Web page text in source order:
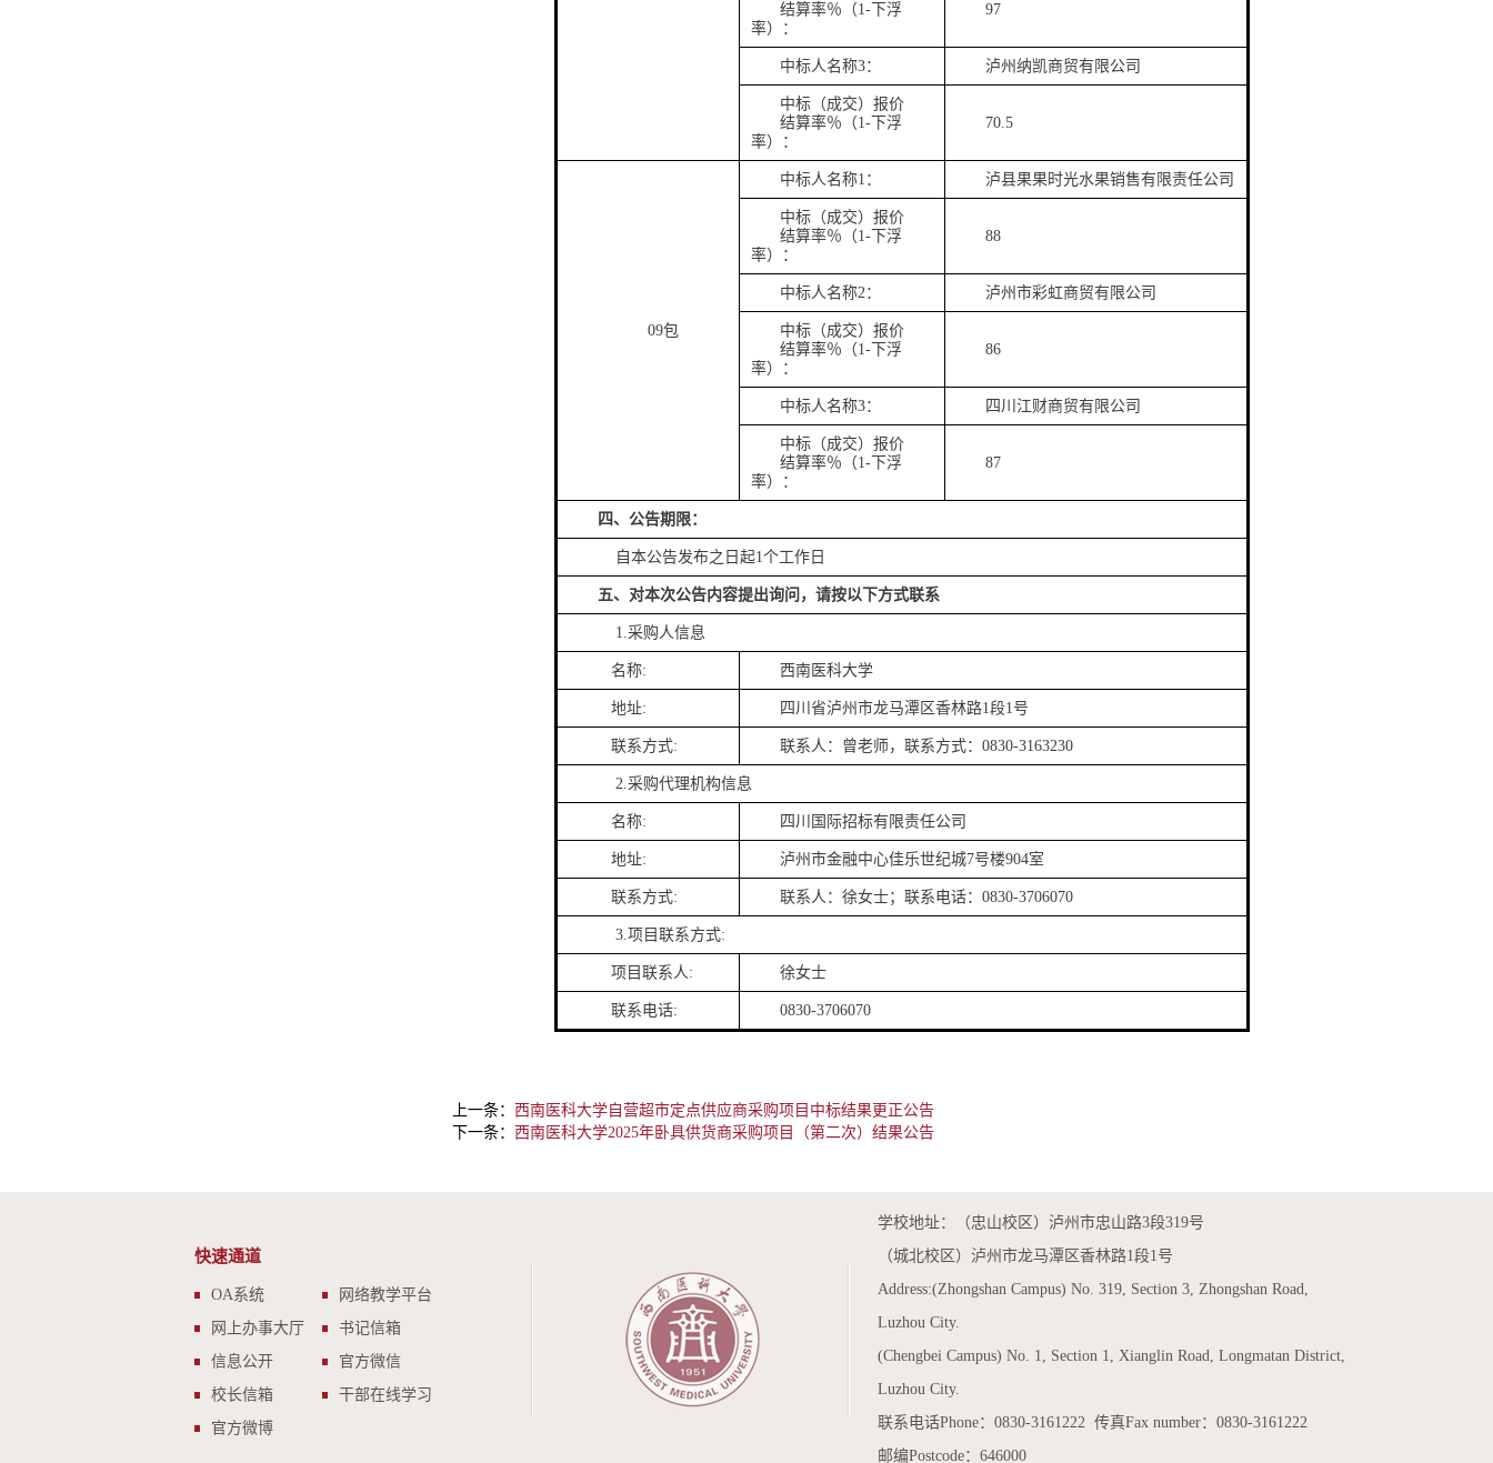
结算率％（1-下浮
率）：
97
中标人名称3： 泸州纳凯商贸有限公司
中标（成交）报价
结算率％（1-下浮
率）：
70.5
09包
中标人名称1： 泸县果果时光水果销售有限责任公司
中标（成交）报价
结算率％（1-下浮
率）：
88
中标人名称2： 泸州市彩虹商贸有限公司
中标（成交）报价
结算率％（1-下浮
率）：
86
中标人名称3： 四川江财商贸有限公司
中标（成交）报价
结算率％（1-下浮
率）：
87
四、公告期限：
自本公告发布之日起1个工作日
五、对本次公告内容提出询问，请按以下方式联系
1.采购人信息
名称: 西南医科大学
地址: 四川省泸州市龙马潭区香林路1段1号
联系方式: 联系人：曾老师，联系方式： 0830-3163230
2.采购代理机构信息
名称: 四川国际招标有限责任公司
地址: 泸州市金融中心佳乐世纪城7号楼904室
联系方式: 联系人：徐女士；联系电话： 0830-3706070
3.项目联系方式:
项目联系人: 徐女士
联系电话: 0830-3706070
上一条： 西南医科大学自营超市定点供应商采购项目中标结果更正公告
下一条： 西南医科大学2025年卧具供货商采购项目（第二次）结果公告
快速通道
OA系统
网络教学平台
网上办事大厅
书记信箱
信息公开
官方微信
校长信箱
干部在线学习
官方微博
学校地址：（忠山校区）泸州市忠山路3段319号
（城北校区）泸州市龙马潭区香林路1段1号
Address:(Zhongshan Campus) No. 319, Section 3, Zhongshan Road,
Luzhou City.
(Chengbei Campus) No. 1, Section 1, Xianglin Road, Longmatan District,
Luzhou City.
联系电话Phone：0830-3161222 传真Fax number：0830-3161222
邮编Postcode：646000